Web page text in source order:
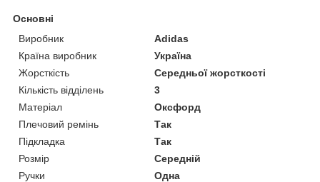
Основні
Виробник
Adidas
Країна виробник
Україна
Жорсткість
Середньої жорсткості
Кількість відділень
3
Матеріал
Оксфорд
Плечовий ремінь
Так
Підкладка
Так
Розмір
Середній
Ручки
Одна